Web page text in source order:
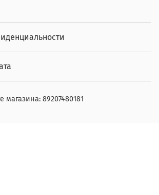
магазина: 89207480181